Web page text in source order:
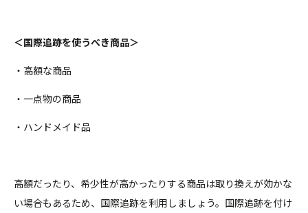
＜国際追跡を使うべき商品＞
・高額な商品
・一点物の商品
・ハンドメイド品
高額だったり、希少性が高かったりする商品は取り換えが効かな
い場合もあるため、国際追跡を利用しましょう。国際追跡を付け